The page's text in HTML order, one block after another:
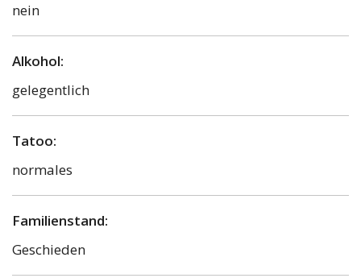
nein
Alkohol:
gelegentlich
Tatoo:
normales
Familienstand:
Geschieden